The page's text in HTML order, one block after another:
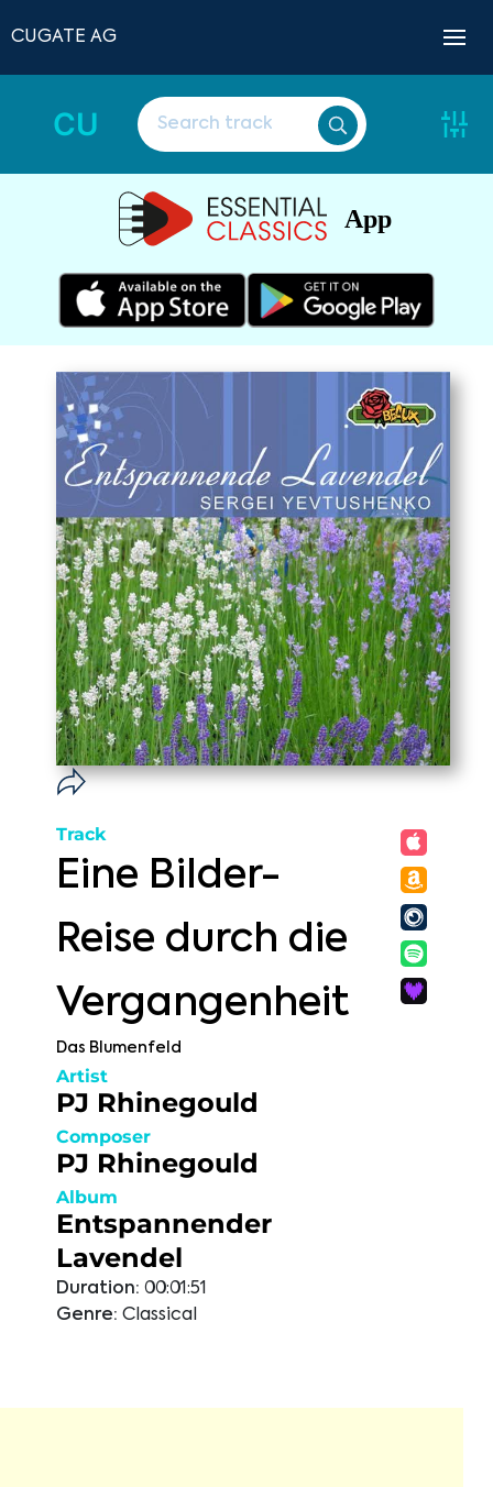
CUGATE AG
CU
App
Track
Eine Bilder-
Reise durch die
Vergangenheit
Das Blumenfeld
Artist
PJ Rhinegould
Composer
PJ Rhinegould
Album
Entspannender
Lavendel
Duration: 00:01:51
Genre: Classical